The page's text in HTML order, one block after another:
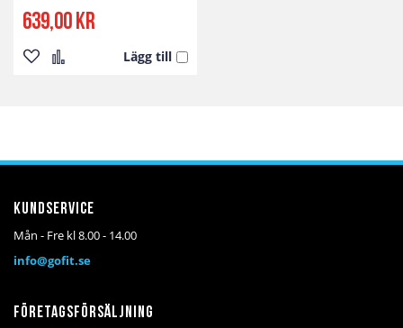
639,00 kr
Lägg till
Lägg Lägg
Kundservice
Mån - Fre kl 8.00 - 14.00
info@gofit.se
Företagsförsäljning